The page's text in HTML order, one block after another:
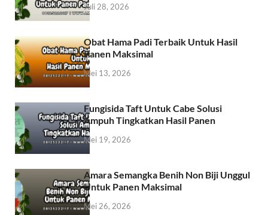
Juli 28, 2026
Obat Hama Padi Terbaik Untuk Hasil
Panen Maksimal
Mei 13, 2026
Fungisida Taft Untuk Cabe Solusi
Ampuh Tingkatkan Hasil Panen
Mei 19, 2026
Amara Semangka Benih Non Biji Unggul
Untuk Panen Maksimal
Mei 26, 2026